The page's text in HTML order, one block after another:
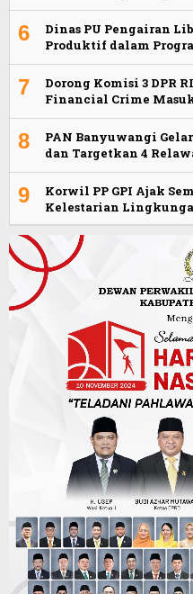
6
Dinas PU Pengairan
Produktif dalam
7
Dorong Komisi 3 DPR
Financial Crime
8
PAN Banyuwangi
dan Targetkan 4
9
Korwil PP GPI Ajak
Kelestarian